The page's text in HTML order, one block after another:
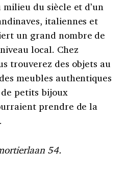
du siècle et d’un
italiennes et
un grand nombre de
local. Chez
trouverez des objets au
meubles authentiques
petits bijoux
prendre de la
54.